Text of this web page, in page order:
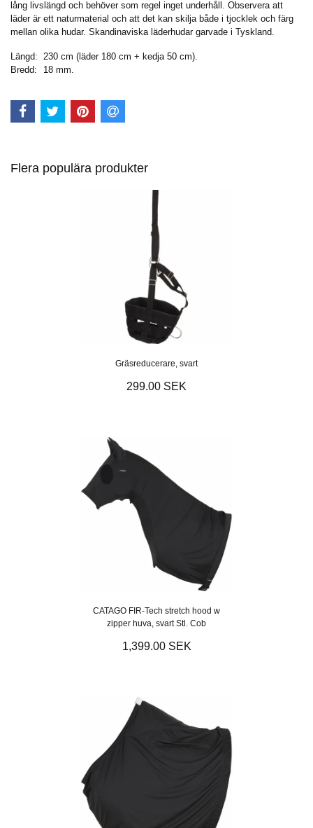
lång livslängd och behöver som regel inget underhåll. Observera att
läder är ett naturmaterial och att det kan skilja både i tjocklek och färg
mellan olika hudar. Skandinaviska läderhudar garvade i Tyskland.
Längd: 230 cm (läder 180 cm + kedja 50 cm).
Bredd:
18 mm.
Flera populära produkter
Gräsreducerare, svart
299.00 SEK
CATAGO FIR-Tech stretch hood w
zipper huva, svart Stl. Cob
1,399.00 SEK